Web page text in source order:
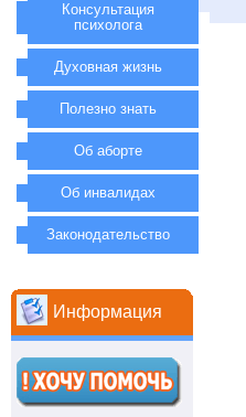
Консультация
психолога
Духовная жизнь
Полезно знать
Об аборте
Об инвалидах
Законодательство
Информация